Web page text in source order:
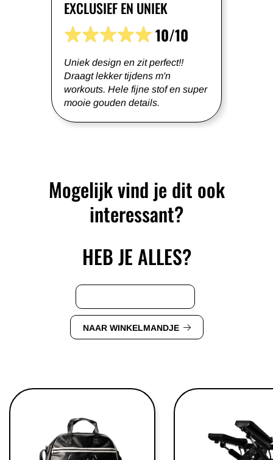
EXCLUSIEF EN UNIEK
10/10
Uniek design en zit perfect!!
Draagt lekker tijdens m'n
workouts. Hele fijne stof en super
mooie gouden details.
Mogelijk vind je dit ook
interessant?
HEB JE ALLES?
NAAR WINKELMANDJE